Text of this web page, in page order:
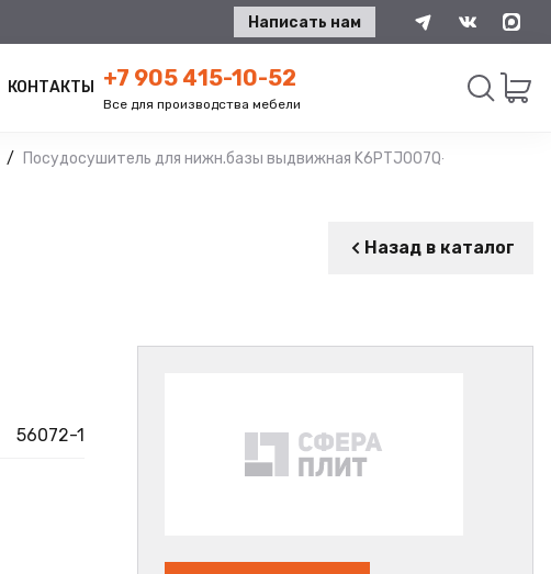
Написать нам
КОНТАКТЫ +7 905 415-10-52
Все для производства мебели
Искать
Посудосушитель для нижн.базы выдвижная K6PTJ007Q-B 800мм
Назад в каталог
56072-1